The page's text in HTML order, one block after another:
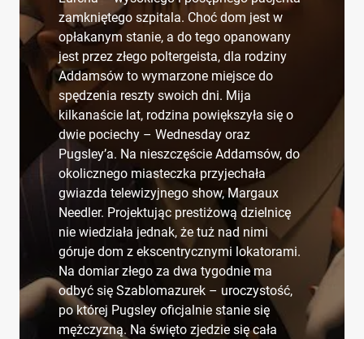
zamkniętego szpitala. Choć dom jest w
opłakanym stanie, a do tego opanowany
jest przez złego poltergeista, dla rodziny
Addamsów to wymarzone miejsce do
spędzenia reszty swoich dni. Mija
kilkanaście lat, rodzina powiększyła się o
dwie pociechy – Wednesday oraz
Pugsley’a. Na nieszczęście Addamsów, do
okolicznego miasteczka przyjechała
gwiazda telewizyjnego show, Margaux
Needler. Projektując prestiżową dzielnicę
nie wiedziała jednak, że tuż nad nimi
góruje dom z ekscentrycznymi lokatorami.
Na domiar złego za dwa tygodnie ma
odbyć się Szablomazurek – uroczystość,
po której Pugsley oficjalnie stanie się
mężczyzną. Na święto zjedzie się cała